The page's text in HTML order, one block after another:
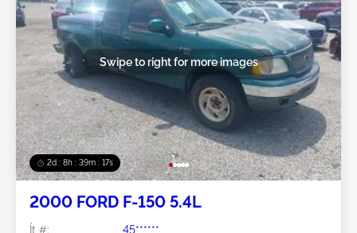
2d : 8h : 39m : 15s
Swipe to right for more images
2000 FORD F-150 5.4L
Ít #:
45******